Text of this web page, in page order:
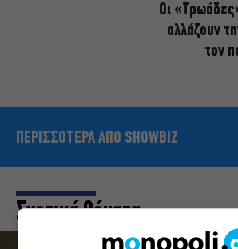
Οι
αλλάζουν
τον
ΠΕΡΙΣΣΟΤΕΡΑ ΑΠΟ SHOWBIZ
Σχετικά Θέματα